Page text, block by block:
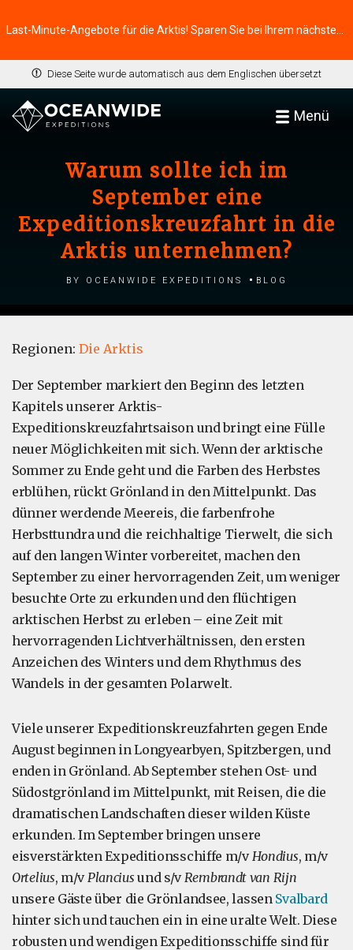
Diese Seite wurde automatisch aus dem Englischen übersetzt
Menü
Warum sollte ich im
September eine
Expeditionskreuzfahrt in die
Arktis unternehmen?
by Oceanwide Expeditions Blog
Regionen: Die Arktis
Der September markiert den Beginn des letzten
Kapitels unserer Arktis-
Expeditionskreuzfahrtsaison und bringt eine Fülle
neuer Möglichkeiten mit sich. Wenn der arktische
Sommer zu Ende geht und die Farben des Herbstes
erblühen, rückt Grönland in den Mittelpunkt. Das
dünner werdende Meereis, die farbenfrohe
Herbsttundra und die reichhaltige Tierwelt, die sich
auf den langen Winter vorbereitet, machen den
September zu einer hervorragenden Zeit, um weniger
besuchte Orte zu erkunden und den flüchtigen
arktischen Herbst zu erleben – eine Zeit mit
hervorragenden Lichtverhältnissen, den ersten
Anzeichen des Winters und dem Rhythmus des
Wandels in der gesamten Polarwelt.
Viele unserer Expeditionskreuzfahrten gegen Ende
August beginnen in Longyearbyen, Spitzbergen, und
enden in Grönland. Ab September stehen Ost- und
Südostgrönland im Mittelpunkt, mit Reisen, die die
dramatischen Landschaften dieser wilden Küste
erkunden. Im September bringen unsere
eisverstärkten Expeditionsschiffe m/vHondius, m/v
Ortelius, m/vPlancius und s/vRembrandt van Rijn
unsere Gäste über die Grönlandsee, lassen Svalbard
hinter sich und tauchen ein in eine uralte Welt. Diese
robusten und wendigen Expeditionsschiffe sind für